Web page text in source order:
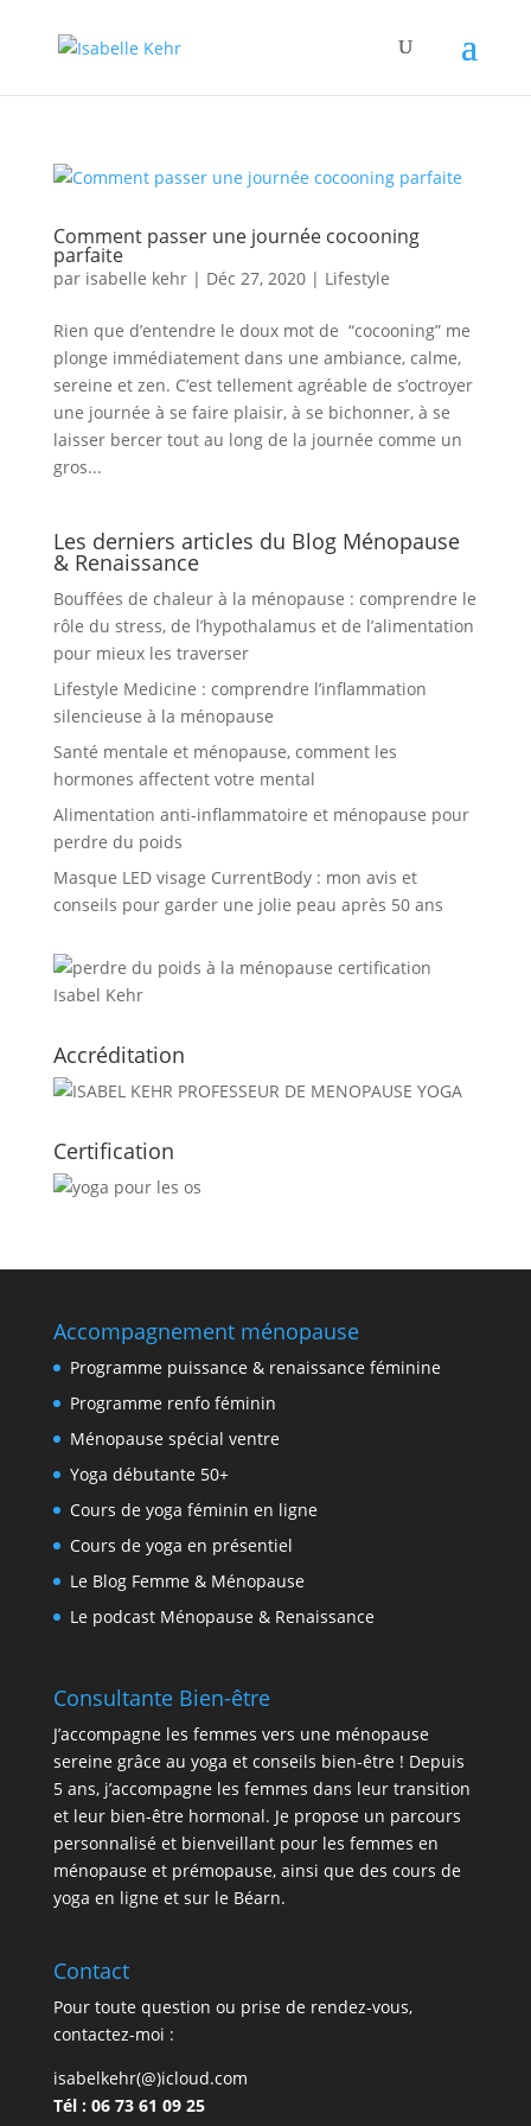
Comment passer une journée cocooning
parfaite
par isabelle kehr| Déc 27, 2020| Lifestyle
Rien que d’entendre le doux mot de “cocooning” me
plonge immédiatement dans une ambiance, calme,
sereine et zen. C’est tellement agréable de s’octroyer
une journée à se faire plaisir, à se bichonner, à se
laisser bercer tout au long de la journée comme un
gros...
Les derniers articles du Blog Ménopause
& Renaissance
Bouffées de chaleur à la ménopause : comprendre le
rôle du stress, de l’hypothalamus et de l’alimentation
pour mieux les traverser
Lifestyle Medicine : comprendre l’inflammation
silencieuse à la ménopause
Santé mentale et ménopause, comment les
hormones affectent votre mental
Alimentation anti-inflammatoire et ménopause pour
perdre du poids
Masque LED visage CurrentBody : mon avis et
conseils pour garder une jolie peau après 50 ans
Accréditation
Certification
Accompagnement ménopause
Programme puissance & renaissance féminine
Programme renfo féminin
Ménopause spécial ventre
Yoga débutante 50+
Cours de yoga féminin en ligne
Cours de yoga en présentiel
Le Blog Femme & Ménopause
Le podcast Ménopause & Renaissance
Consultante Bien-être
J’accompagne les femmes vers une ménopause
sereine grâce au yoga et conseils bien-être ! Depuis
5 ans, j’accompagne les femmes dans leur transition
et leur bien-être hormonal. Je propose un parcours
personnalisé et bienveillant pour les femmes en
ménopause et prémopause, ainsi que des cours de
yoga en ligne et sur le Béarn.
Contact
Pour toute question ou prise de rendez-vous,
contactez-moi :
isabelkehr(@)icloud.com
Tél : 06 73 61 09 25